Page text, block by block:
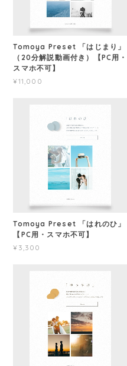
Tomoya Preset 「はじまり」
（20分解説動画付き）【PC用・
スマホ不可】
¥11,000
Tomoya Preset 「はれのひ」
【PC用・スマホ不可】
¥3,300